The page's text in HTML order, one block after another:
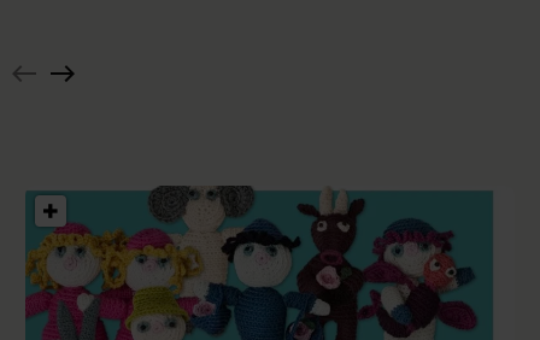
pyntetørklæde